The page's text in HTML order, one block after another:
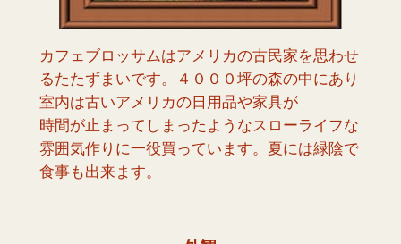
カフェブロッサムはアメリカの古民家を思わせ
るたたずまいです。４０００坪の森の中にあり
室内は古いアメリカの日用品や家具が
時間が止まってしまったようなスローライフな
雰囲気作りに一役買っています。夏には緑陰で
食事も出来ます。